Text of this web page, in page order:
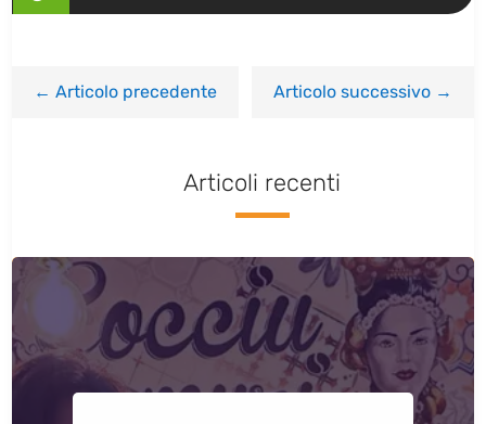
←Articolo precedente Articolo successivo→
Articoli recenti